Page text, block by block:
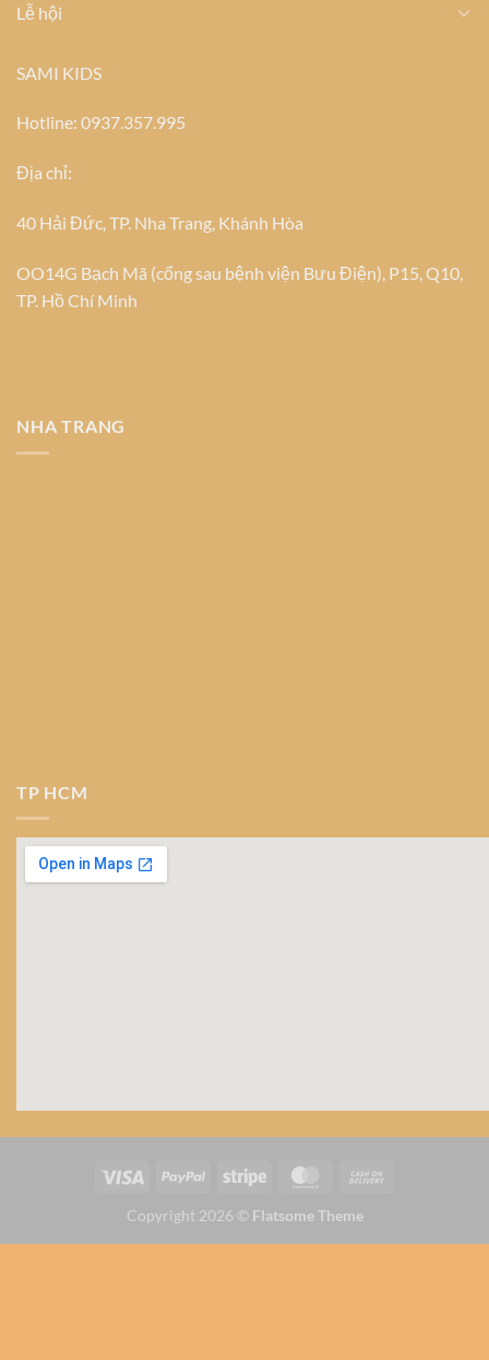
Lễ hội
SAMI KIDS
Hotline: 0937.357.995
Địa chỉ:
40 Hải Đức, TP. Nha Trang, Khánh Hòa
OO14G Bạch Mã (cổng sau bệnh viện Bưu Điện), P15, Q10,
TP. Hồ Chí Minh
NHA TRANG
TP HCM
Copyright 2026 © Flatsome Theme